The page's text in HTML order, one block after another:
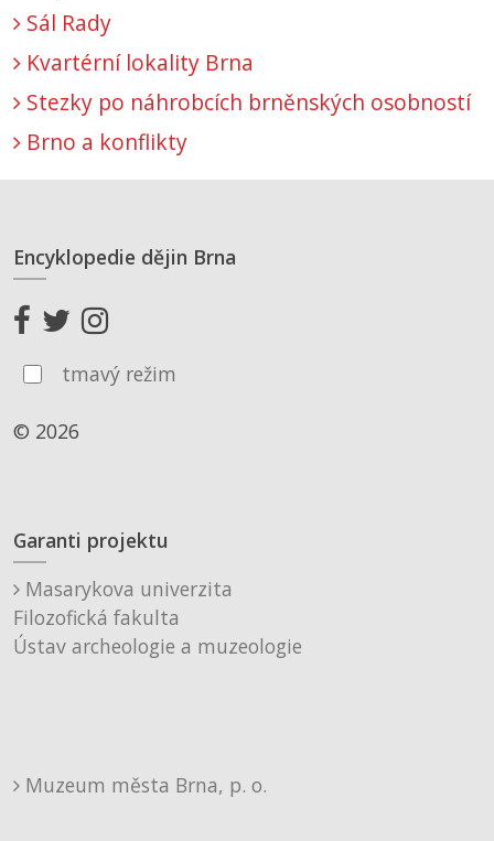
Sál Rady
Kvartérní lokality Brna
Stezky po náhrobcích brněnských osobností
Brno a konflikty
Encyklopedie dějin Brna
tmavý režim
© 2026
Garanti projektu
Masarykova univerzita
Filozofická fakulta
Ústav archeologie a muzeologie
Muzeum města Brna, p. o.